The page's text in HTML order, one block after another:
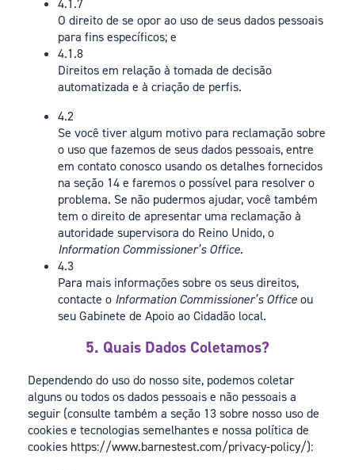
4.1.7
O direito de se opor ao uso de seus dados pessoais
para fins específicos; e
4.1.8
Direitos em relação à tomada de decisão
automatizada e à criação de perfis.
4.2
Se você tiver algum motivo para reclamação sobre
o uso que fazemos de seus dados pessoais, entre
em contato conosco usando os detalhes fornecidos
na seção 14 e faremos o possível para resolver o
problema. Se não pudermos ajudar, você também
tem o direito de apresentar uma reclamação à
autoridade supervisora do Reino Unido, o
Information Commissioner’s Office.
4.3
Para mais informações sobre os seus direitos,
contacte o Information Commissioner’s Officeou
seu Gabinete de Apoio ao Cidadão local.
5. Quais Dados Coletamos?
Dependendo do uso do nosso site, podemos coletar
alguns ou todos os dados pessoais e não pessoais a
seguir (consulte também a seção 13 sobre nosso uso de
cookies e tecnologias semelhantes e nossa política de
cookies https://www.barnestest.com/privacy-policy/):